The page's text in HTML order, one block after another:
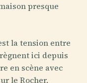
presque
la tension entre
ici depuis
en scène avec
le Rocher,